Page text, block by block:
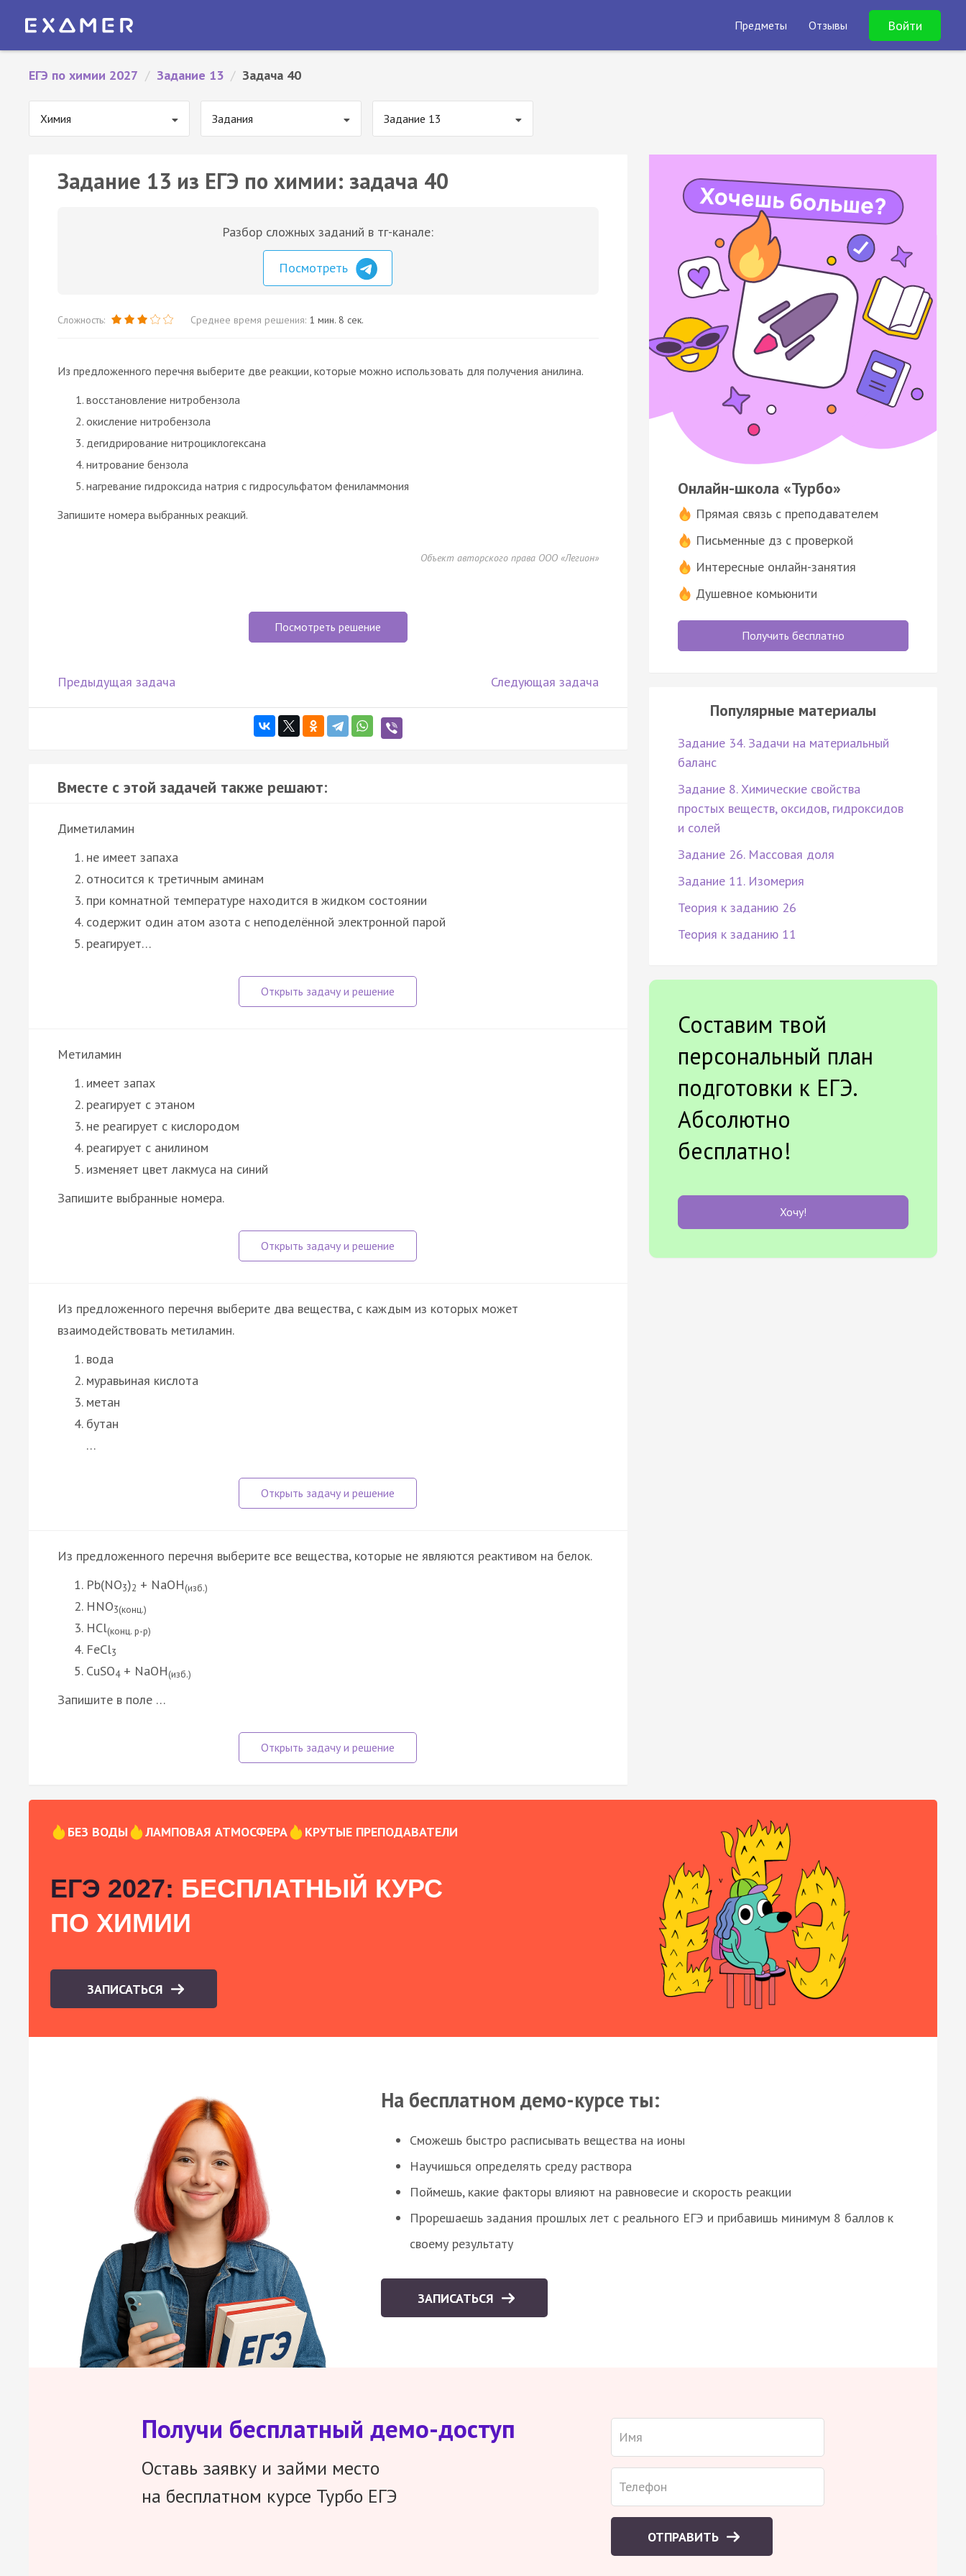
Предметы Отзывы Войти
ЕГЭ по химии 2027 / Задание 13 / Задача 40
Химия Задания Задание 13
Задание 13 из ЕГЭ по химии: задача 40
Разбор сложных заданий в тг-канале:
Посмотреть
Сложность: Среднее время решения: 1 мин. 8 сек.
Из предложенного перечня выберите две реакции, которые можно использовать для получения анилина.
восстановление нитробензола
окисление нитробензола
дегидрирование нитроциклогексана
нитрование бензола
нагревание гидроксида натрия с гидросульфатом фениламмония
Запишите номера выбранных реакций.
Объект авторского права ООО «Легион»
Посмотреть решение
Предыдущая задача Следующая задача
Вместе с этой задачей также решают:
Диметиламин
не имеет запаха
относится к третичным аминам
при комнатной температуре находится в жидком состоянии
содержит один атом азота с неподелённой электронной парой
реагирует…
Метиламин
имеет запах
реагирует с этаном
не реагирует с кислородом
реагирует с анилином
изменяет цвет лакмуса на синий
Запишите выбранные номера.
Из предложенного перечня выберите два вещества, с каждым из которых может
взаимодействовать метиламин.
вода
муравьиная кислота
метан
бутан
…
Из предложенного перечня выберите все вещества, которые не являются реактивом на белок.
Pb(NO3)2 + NaOH(изб.)
HNO3(конц.)
HCl(конц. р-р)
FeCl3
CuSO4+ NaOH(изб.)
Запишите в поле …
Онлайн-школа «Турбо»
Прямая связь с преподавателем
Письменные дз с проверкой
Интересные онлайн-занятия
Душевное комьюнити
Получить бесплатно
Популярные материалы
Задание 34. Задачи на материальный
баланс
Задание 8. Химические свойства
простых веществ, оксидов, гидроксидов
и солей
Задание 26. Массовая доля
Задание 11. Изомерия
Теория к заданию 26
Теория к заданию 11
Составим твой
персональный план
подготовки к ЕГЭ.
Абсолютно
бесплатно!
Хочу!
БЕЗ ВОДЫ ЛАМПОВАЯ АТМОСФЕРА КРУТЫЕ ПРЕПОДАВАТЕЛИ
ЕГЭ 2027: БЕСПЛАТНЫЙ КУРС
ПО ХИМИИ
ЗАПИСАТЬСЯ
На бесплатном демо-курсе ты:
Сможешь быстро расписывать вещества на ионы
Научишься определять среду раствора
Поймешь, какие факторы влияют на равновесие и скорость реакции
Прорешаешь задания прошлых лет с реального ЕГЭ и прибавишь минимум 8 баллов к
своему результату
ЗАПИСАТЬСЯ
Получи бесплатный демо-доступ
Оставь заявку и займи место
на бесплатном курсе Турбо ЕГЭ
ОТПРАВИТЬ